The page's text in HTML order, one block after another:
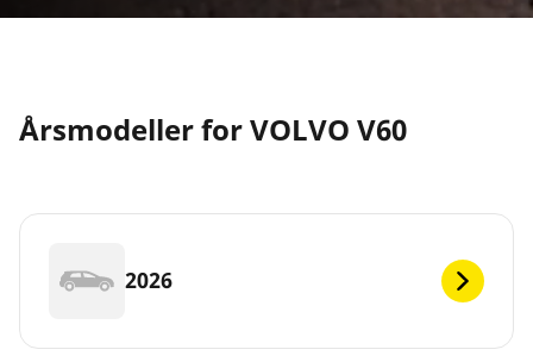
Årsmodeller for VOLVO V60
2026